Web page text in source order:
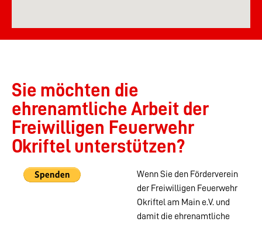
Sie möchten die
ehrenamtliche Arbeit der
Freiwilligen Feuerwehr
Okriftel unterstützen?
Wenn Sie den Förderverein
der Freiwilligen Feuerwehr
Okriftel am Main e.V. und
damit die ehrenamtliche